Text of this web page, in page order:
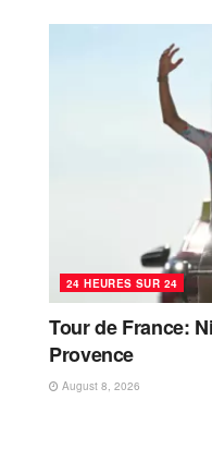
24 HEURES SUR 24
Tour de France:
Provence
August 8, 2026